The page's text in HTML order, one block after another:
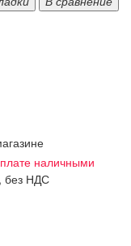
наличными
без НДС